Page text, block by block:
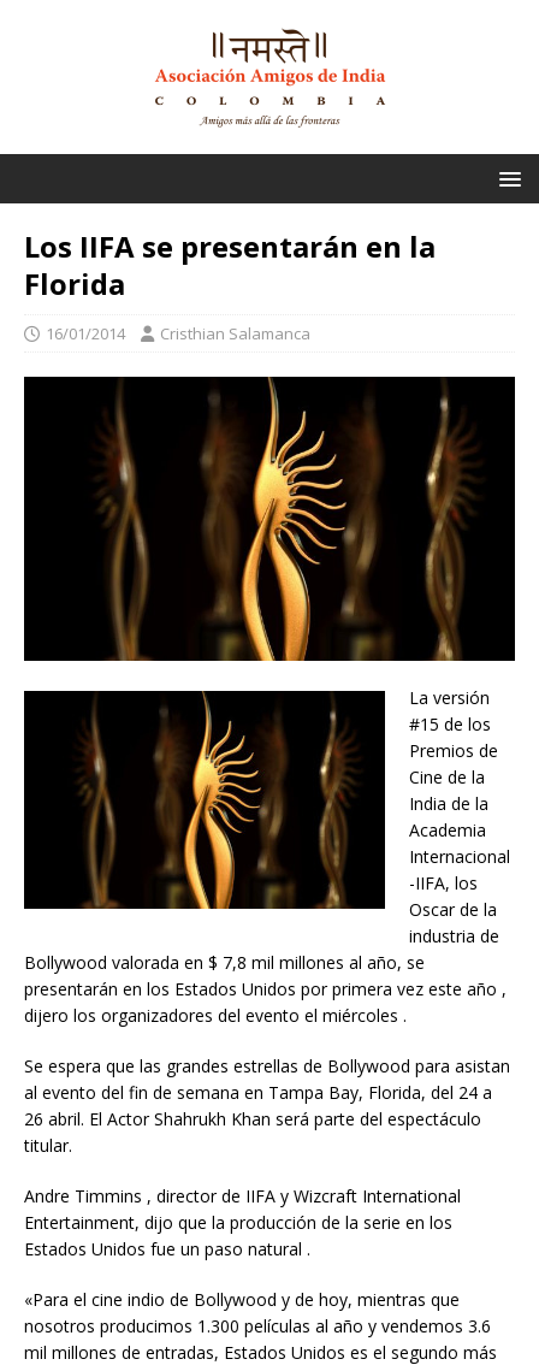
Los IIFA se presentarán en la
Florida
16/01/2014 Cristhian Salamanca
La versión
#15 de los
Premios de
Cine de la
India de la
Academia
Internacional
-IIFA, los
Oscar de la
industria de
Bollywood valorada en $ 7,8 mil millones al año, se
presentarán en los Estados Unidos por primera vez este año ,
dijero los organizadores del evento el miércoles .
Se espera que las grandes estrellas de Bollywood para asistan
al evento del fin de semana en Tampa Bay, Florida, del 24 a
26 abril. El Actor Shahrukh Khan será parte del espectáculo
titular.
Andre Timmins , director de IIFA y Wizcraft International
Entertainment, dijo que la producción de la serie en los
Estados Unidos fue un paso natural .
«Para el cine indio de Bollywood y de hoy, mientras que
nosotros producimos 1.300 películas al año y vendemos 3.6
mil millones de entradas, Estados Unidos es el segundo más